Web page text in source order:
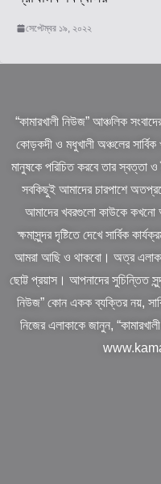
সেপ্টেম্বর ১৯, ২০২২
“কামারখালী নিউজ” আঞ্চলিক
কোড়কদী ও মধুখালী অঞ্চলের
মানুষকে পরিচিত করবে তার স্বত্তা
সবকিছুই আমাদের চারপাশে
আমাদের খবরগুলো কাউকে কখনো
ক্ষমাসুন্দর দৃষ্টিতে দেখে সার্বিক
আমরা আছি ও থাকবো। অত্র
ছোট্ট প্রয়াস। আপনাদের সুচিন্তিত
নিউজ” কোন একক ব্যক্তির নয়,
নিজের এলাকাকে জানুন,